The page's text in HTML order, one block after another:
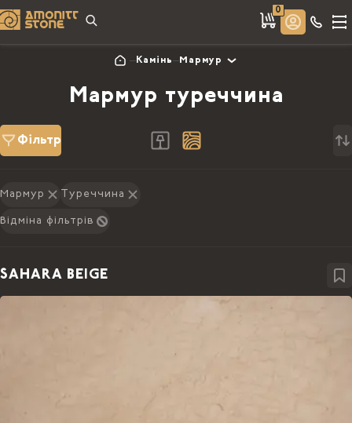
0
Камінь Мармур
Мармур туреччина
Фільтр
Мармур Туреччина
Відміна фільтрів
SAHARA BEIGE